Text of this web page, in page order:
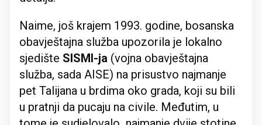
Naime, još krajem 1993. godine, bosanska
obavještajna služba upozorila je lokalno
sjedište SISMI-ja (vojna obavještajna
služba, sada AISE) na prisustvo najmanje
pet Talijana u brdima oko grada, koji su bili
u pratnji da pucaju na civile. Međutim, u